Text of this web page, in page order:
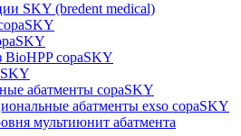
SKY (bredent medical)
BioHPP copaSKY
абатменты copaSKY
абатменты exso copaSKY
мультиюнит абатмента